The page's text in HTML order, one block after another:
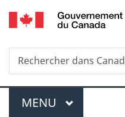
Recherche
Rechercher
dans
Menu
MENU PRINCIPAL